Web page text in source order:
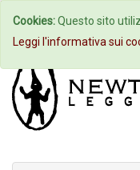
Home
Cookies:Questo sito
Leggi l'informativa sui